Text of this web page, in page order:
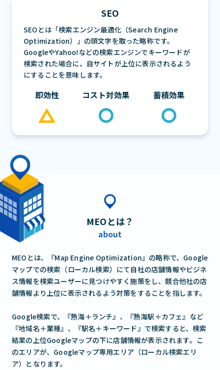
SEO
SEOとは「検索エンジン最適化（Search Engine
Optimization）」の頭文字を取った略称です。
GoogleやYahoo!などの検索エンジンでキーワードが
検索された場合に、自サイトが上位に表示されるよう
にすることを意味します。
即効性 コスト対効果 蓄積効果
MEOとは？
about
MEOとは、『Map Engine Optimization』の略称で、Google
マップでの検索（ローカル検索）にて自社の店舗情報やビジネ
ス情報を検索ユーザーに見つけやすく施策をし、競合他社の店
舗情報より上位に表示されるよう対策をすることを指します。
Google検索で、『熱海＋ランチ』、『熱海駅＋カフェ』など
『地域名＋業種』、『駅名＋キーワード』で検索すると、検索
結果の上位Googleマップの下に店舗情報が表示されます。こ
のエリアが、Googleマップ専用エリア（ローカル検索エリ
ア）となります。